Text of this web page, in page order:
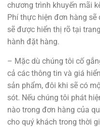
chương trình khuyến mãi
Phí thực hiện đơn hàng sẽ
sẽ được hiển thị rõ tại
hành đặt hàng.
– Mặc dù chúng tôi cố
cả các thông tin và giá
sản phẩm, đôi khi sẽ có
sót. Nếu chúng tôi phát
nào trong đơn hàng của
cho quý khách trong thời